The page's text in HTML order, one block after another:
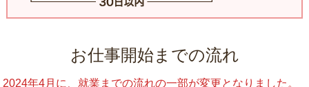
お仕事開始までの流れ
2024年4月に、就業までの流れの一部が変更となりました。